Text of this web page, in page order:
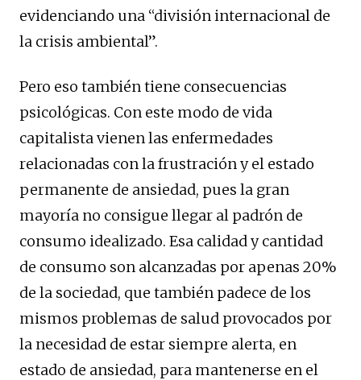
evidenciando una “división internacional de
la crisis ambiental”.
Pero eso también tiene consecuencias
psicológicas. Con este modo de vida
capitalista vienen las enfermedades
relacionadas con la frustración y el estado
permanente de ansiedad, pues la gran
mayoría no consigue llegar al padrón de
consumo idealizado. Esa calidad y cantidad
de consumo son alcanzadas por apenas 20%
de la sociedad, que también padece de los
mismos problemas de salud provocados por
la necesidad de estar siempre alerta, en
estado de ansiedad, para mantenerse en el